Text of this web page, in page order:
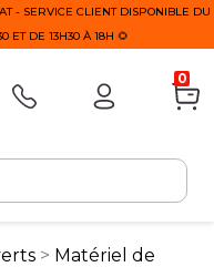
- SERVICE CLIENT DISPONIBLE DU
ET DE 13H30 À 18H 🌻
0
Matériel de